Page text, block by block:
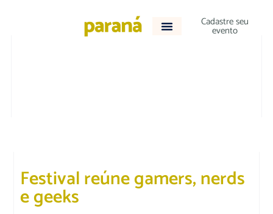
Cadastre seu
evento
Festival reúne gamers, nerds
e geeks